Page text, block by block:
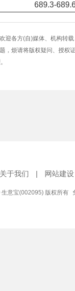
689.3-
迎各方(自)媒体、机构转
，烦请将版权疑问、授权
关于我们 | 网站建设
意宝(002095) 版权所有